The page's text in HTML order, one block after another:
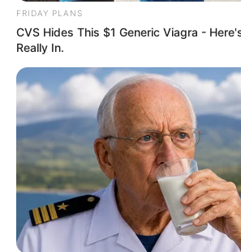
FRIDAY PLANS
CVS Hides This $1 Generic Viagra -
Really In.